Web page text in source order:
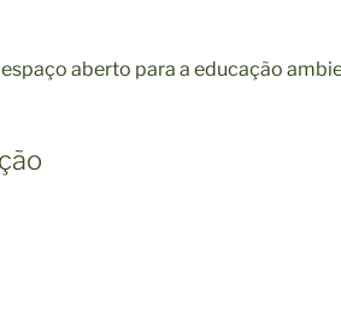
espaço aberto para a educação